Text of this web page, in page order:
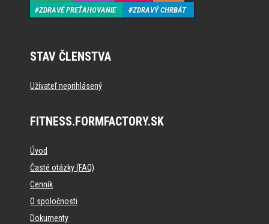
ZDRAVÉ PREŤAHOVANIE
ZDRAVÝ CHRBÁT
STAV ČLENSTVA
Užívateľ neprihlásený
FITNESS.FORMFACTORY.SK
Úvod
Časté otázky (FAQ)
Cenník
O spoločnosti
Dokumenty